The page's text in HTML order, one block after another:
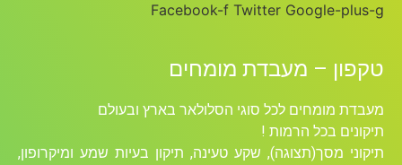
Facebook-f Twitter Google-
– מעבדת מומחים
מומחים לכל סוגי הסלולאר בארץ ובעולם
בכל הרמות !
מסך(תצוגה), שקע טעינה, תיקון בעיות שמע ומיקרופון,